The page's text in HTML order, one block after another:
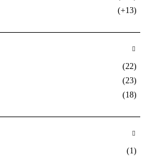
(+13)
(22)
(23)
(18)
(1)